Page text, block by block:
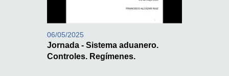
06/05/2025
Jornada - Sistema aduanero.
Controles. Regímenes.